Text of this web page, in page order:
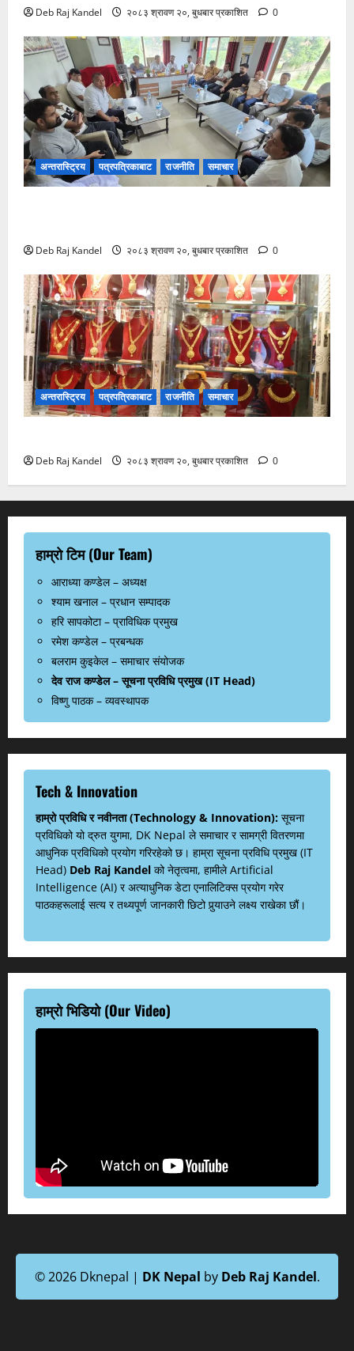
Deb Raj Kandel २०८३ श्रावण २०, बुधबार प्रकाशित 0
अन्तरास्ट्रिय पत्रपत्रिकाबाट राजनीति समाचार
Deb Raj Kandel २०८३ श्रावण २०, बुधबार प्रकाशित 0
अन्तरास्ट्रिय पत्रपत्रिकाबाट राजनीति समाचार
Deb Raj Kandel २०८३ श्रावण २०, बुधबार प्रकाशित 0
हाम्रो टिम (Our Team)
आराध्या कण्डेल – अध्यक्ष
श्याम खनाल – प्रधान सम्पादक
हरि सापकोटा – प्राविधिक प्रमुख
रमेश कण्डेल – प्रबन्धक
बलराम कुइकेल – समाचार संयोजक
देव राज कण्डेल – सूचना प्रविधि प्रमुख (IT Head)
विष्णु पाठक – व्यवस्थापक
Tech & Innovation
हाम्रो प्रविधि र नवीनता (Technology & Innovation): सूचना
प्रविधिको यो द्रुत युगमा, DK Nepal ले समाचार र सामग्री वितरणमा
आधुनिक प्रविधिको प्रयोग गरिरहेको छ। हाम्रा सूचना प्रविधि प्रमुख (IT
Head) Deb Raj Kandel को नेतृत्वमा, हामीले Artificial
Intelligence (AI) र अत्याधुनिक डेटा एनालिटिक्स प्रयोग गरेर
पाठकहरूलाई सत्य र तथ्यपूर्ण जानकारी छिटो पुर्‍याउने लक्ष्य राखेका छौं।
हाम्रो भिडियो (Our Video)
© 2026 Dknepal | DK Nepal by Deb Raj Kandel.